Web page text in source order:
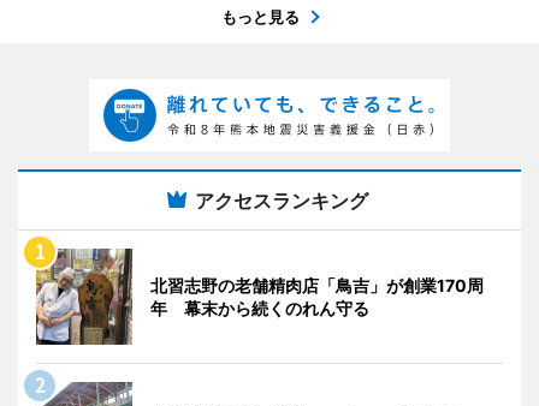
もっと見る
アクセスランキング
北習志野の老舗精肉店「鳥吉」が創業170周
年 幕末から続くのれん守る